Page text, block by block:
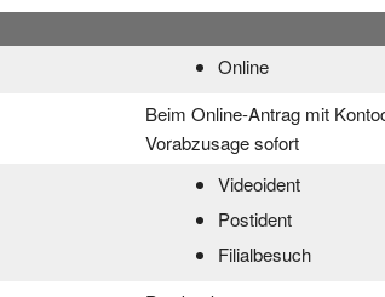
Online
Beim Online-Antrag mit
Vorabzusage sofort
Videoident
Postident
Filialbesuch